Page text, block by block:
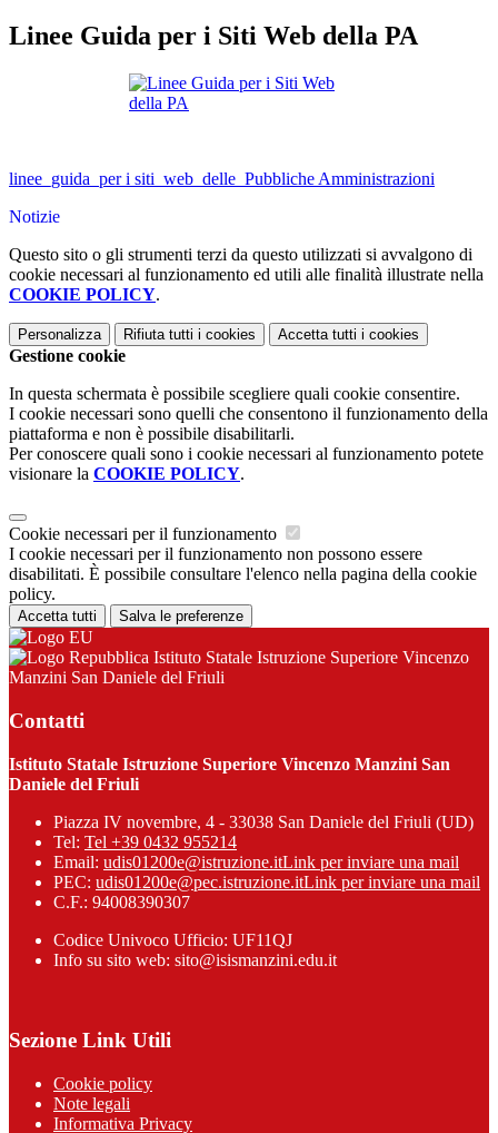
Linee Guida per i Siti Web della PA
linee_guida_per i siti_web_delle_Pubbliche Amministrazioni
Notizie
Questo sito o gli strumenti terzi da questo utilizzati si avvalgono di
cookie necessari al funzionamento ed utili alle finalità illustrate nella
COOKIE POLICY.
Personalizza Rifiuta tutti i cookies Accetta tutti i cookies
Gestione cookie
In questa schermata è possibile scegliere quali cookie consentire.
I cookie necessari sono quelli che consentono il funzionamento della
piattaforma e non è possibile disabilitarli.
Per conoscere quali sono i cookie necessari al funzionamento potete
visionare la COOKIE POLICY.
Cookie necessari per il funzionamento
I cookie necessari per il funzionamento non possono essere
disabilitati. È possibile consultare l'elenco nella pagina della cookie
policy.
Accetta tutti Salva le preferenze
Istituto Statale Istruzione Superiore Vincenzo
Manzini San Daniele del Friuli
Contatti
Istituto Statale Istruzione Superiore Vincenzo Manzini San
Daniele del Friuli
Piazza IV novembre, 4 - 33038 San Daniele del Friuli (UD)
Tel: Tel +39 0432 955214
Email: udis01200e@istruzione.itLink per inviare una mail
PEC: udis01200e@pec.istruzione.itLink per inviare una mail
C.F.: 94008390307
Codice Univoco Ufficio: UF11QJ
Info su sito web: sito@isismanzini.edu.it
Sezione Link Utili
Cookie policy
Note legali
Informativa Privacy